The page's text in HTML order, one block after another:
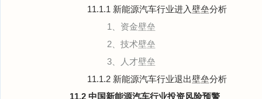
11.1.1 新能源汽车行业进入壁垒分析
1、资金壁垒
2、技术壁垒
3、人才壁垒
11.1.2 新能源汽车行业退出壁垒分析
11.2 中国新能源汽车行业投资风险预警